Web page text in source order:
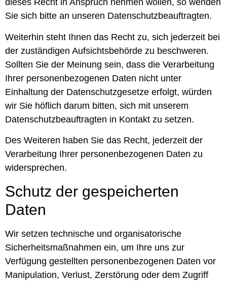
dieses Recht in Anspruch nehmen wollen, so wenden
Sie sich bitte an unseren Datenschutzbeauftragten.
Weiterhin steht Ihnen das Recht zu, sich jederzeit bei
der zuständigen Aufsichtsbehörde zu beschweren.
Sollten Sie der Meinung sein, dass die Verarbeitung
Ihrer personenbezogenen Daten nicht unter
Einhaltung der Datenschutzgesetze erfolgt, würden
wir Sie höflich darum bitten, sich mit unserem
Datenschutzbeauftragten in Kontakt zu setzen.
Des Weiteren haben Sie das Recht, jederzeit der
Verarbeitung Ihrer personenbezogenen Daten zu
widersprechen.
Schutz der gespeicherten
Daten
Wir setzen technische und organisatorische
Sicherheitsmaßnahmen ein, um Ihre uns zur
Verfügung gestellten personenbezogenen Daten vor
Manipulation, Verlust, Zerstörung oder dem Zugriff